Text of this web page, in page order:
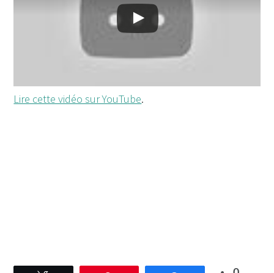
Lire cette vidéo sur YouTube.